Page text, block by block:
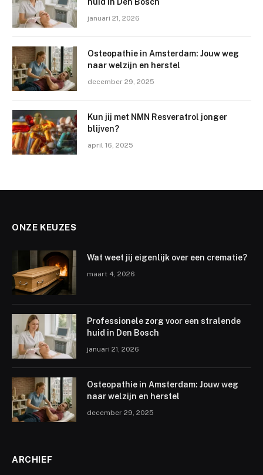
januari 21, 2026
Osteopathie in Amsterdam: Jouw weg
naar welzijn en herstel
december 29, 2025
Kun jij met NMN Resveratrol jonger
blijven?
april 16, 2025
ONZE KEUZES
Wat weet jij eigenlijk over een crematie?
maart 4, 2026
Professionele zorg voor een stralende
huid in Den Bosch
januari 21, 2026
Osteopathie in Amsterdam: Jouw weg
naar welzijn en herstel
december 29, 2025
ARCHIEF